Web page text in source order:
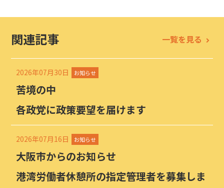
関連記事 一覧を見る
2026年07月30日 お知らせ
苦境の中
各政党に政策要望を届けます
2026年07月16日 お知らせ
大阪市からのお知らせ
港湾労働者休憩所の指定管理者を募集しま